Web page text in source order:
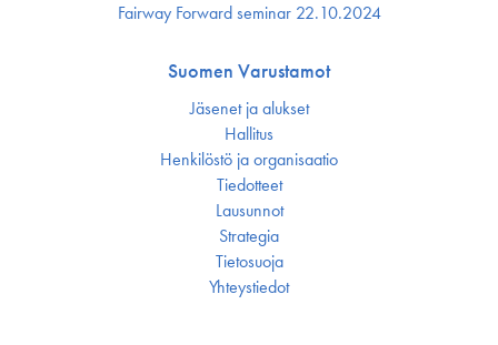
Fairway Forward seminar 22.10.2024
Suomen Varustamot
Jäsenet ja alukset
Hallitus
Henkilöstö ja organisaatio
Tiedotteet
Lausunnot
Strategia
Tietosuoja
Yhteystiedot